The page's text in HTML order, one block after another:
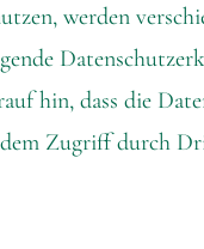
werden
hin, dass die
Zugriff durch